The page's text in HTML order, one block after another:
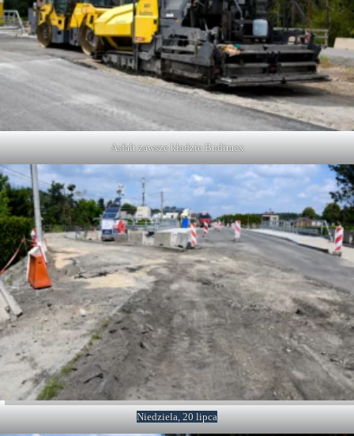
Asfalt zawsze kładzie Budimex
Niedziela, 20 lipca